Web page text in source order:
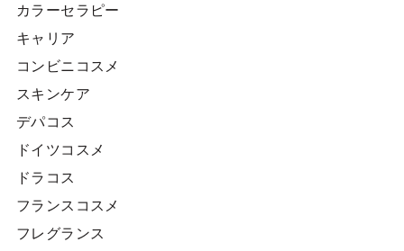
カラーセラピー
キャリア
コンビニコスメ
スキンケア
デパコス
ドイツコスメ
ドラコス
フランスコスメ
フレグランス